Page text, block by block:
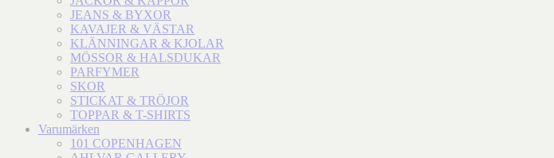
JEANS & BYXOR
KAVAJER & VÄSTAR
KLÄNNINGAR & KJOLAR
MÖSSOR & HALSDUKAR
PARFYMER
SKOR
STICKAT & TRÖJOR
TOPPAR & T-SHIRTS
Varumärken
101 COPENHAGEN